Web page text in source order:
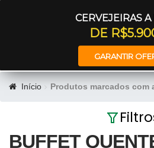
CERVEJEIRAS
DE
GARANTIR
Início Produtos marcados com
BUFFET